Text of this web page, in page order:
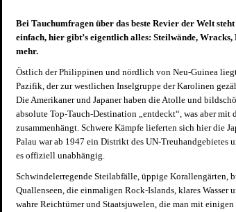
Bei Tauchumfragen über das beste Revier der Welt
einfach, hier gibt’s eigentlich alles: Steilwände,
mehr.
Östlich der Philippinen und nördlich von Neu-Guinea
Pazifik, der zur westlichen Inselgruppe der Karolinen
Die Amerikaner und Japaner haben die Atolle und
absolute Top-Tauch-Destination „entdeckt“, was aber
zusammenhängt. Schwere Kämpfe lieferten sich hier die
Palau war ab 1947 ein Distrikt des UN-Treuhandgebietes
es offiziell unabhängig.
Schwindelerregende Steilabfälle, üppige Korallengärten,
Quallenseen, die einmaligen Rock-Islands, klares Wasser
wahre Reichtümer und Staatsjuwelen, die man mit